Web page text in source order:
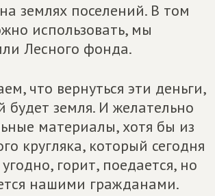
землях поселений. В том
использовать, мы
Лесного фонда.
что вернуться эти деньги,
будет земля. И желательно
материалы, хотя бы из
кругляка, который сегодня
горит, поедается, но
нашими гражданами.